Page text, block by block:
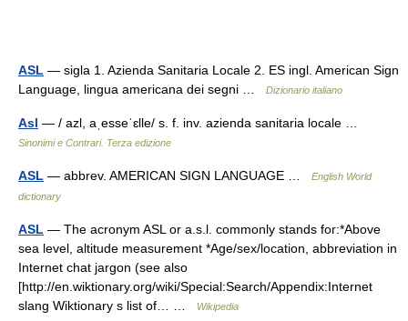
ASL — sigla 1. Azienda Sanitaria Locale 2. ES ingl. American Sign
Language, lingua americana dei segni …
Dizionario italiano
Asl — / azl, aˌesseˈɛlle/ s. f. inv. azienda sanitaria locale …
Sinonimi e Contrari. Terza edizione
ASL — abbrev. AMERICAN SIGN LANGUAGE …
English World
dictionary
ASL — The acronym ASL or a.s.l. commonly stands for:*Above
sea level, altitude measurement *Age/sex/location, abbreviation in
Internet chat jargon (see also
[http://en.wiktionary.org/wiki/Special:Search/Appendix:Internet
slang Wiktionary s list of… …
Wikipedia